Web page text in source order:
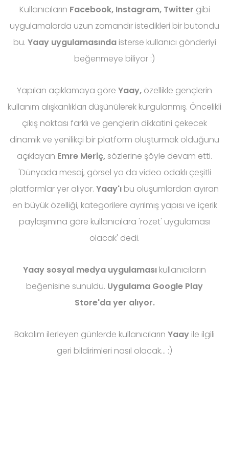
Kullanıcıların Facebook, Instagram, Twitter gibi
uygulamalarda uzun zamandır istedikleri bir butondu
bu. Yaay uygulamasında isterse kullanıcı gönderiyi
beğenmeye biliyor :)
Yapılan açıklamaya göre Yaay, özellikle gençlerin
kullanım alışkanlıkları düşünülerek kurgulanmış. Öncelikli
çıkış noktası farklı ve gençlerin dikkatini çekecek
dinamik ve yenilikçi bir platform oluşturmak olduğunu
açıklayan Emre Meriç, sözlerine şöyle devam etti.
'Dünyada mesaj, görsel ya da video odaklı çeşitli
platformlar yer alıyor. Yaay'ı bu oluşumlardan ayıran
en büyük özelliği, kategorilere ayrılmış yapısı ve içerik
paylaşımına göre kullanıcılara 'rozet' uygulaması
olacak' dedi.
Yaay sosyal medya uygulaması kullanıcıların
beğenisine sunuldu. Uygulama Google Play
Store'da yer alıyor.
Bakalım ilerleyen günlerde kullanıcıların Yaay ile ilgili
geri bildirimleri nasıl olacak... :)